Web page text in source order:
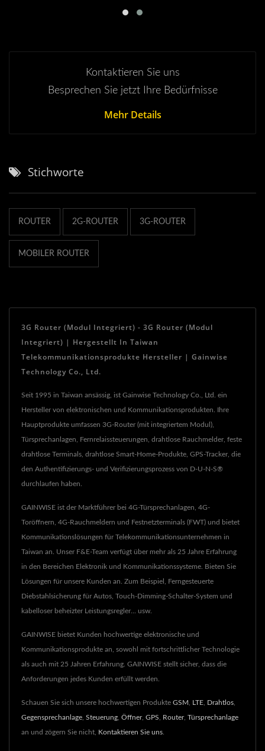
Kontaktieren Sie uns
Besprechen Sie jetzt Ihre Bedürfnisse
Mehr Details
Stichworte
ROUTER 2G-ROUTER 3G-ROUTER
MOBILER ROUTER
3G Router (Modul Integriert) - 3G Router (Modul
Integriert) | Hergestellt In Taiwan
Telekommunikationsprodukte Hersteller | Gainwise
Technology Co., Ltd.
Seit 1995 in Taiwan ansässig, ist Gainwise Technology Co., Ltd. ein
Hersteller von elektronischen und Kommunikationsprodukten. Ihre
Hauptprodukte umfassen 3G-Router (mit integriertem Modul),
Türsprechanlagen, Fernrelaissteuerungen, drahtlose Rauchmelder, feste
drahtlose Terminals, drahtlose Smart-Home-Produkte, GPS-Tracker, die
den Authentifizierungs- und Verifizierungsprozess von D-U-N-S®
durchlaufen haben.
GAINWISE ist der Marktführer bei 4G-Türsprechanlagen, 4G-
Toröffnern, 4G-Rauchmeldern und Festnetzterminals (FWT) und bietet
Kommunikationslösungen für Telekommunikationsunternehmen in
Taiwan an. Unser F&E-Team verfügt über mehr als 25 Jahre Erfahrung
in den Bereichen Elektronik und Kommunikationssysteme. Bieten Sie
Lösungen für unsere Kunden an. Zum Beispiel, Ferngesteuerte
Diebstahlsicherung für Autos, Touch-Dimming-Schalter-System und
kabelloser beheizter Leistungsregler... usw.
GAINWISE bietet Kunden hochwertige elektronische und
Kommunikationsprodukte an, sowohl mit fortschrittlicher Technologie
als auch mit 25 Jahren Erfahrung. GAINWISE stellt sicher, dass die
Anforderungen jedes Kunden erfüllt werden.
Schauen Sie sich unsere hochwertigen Produkte GSM LTE Drahtlos
Gegensprechanlage Steuerung Öffner, GPS Router, Türsprechanlage
an und zögern Sie nicht, Kontaktieren Sie uns